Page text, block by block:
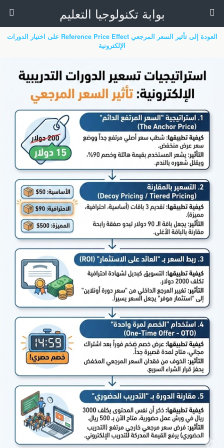
بوابة تكنولوجيا التعليم
العودة إلى تأثير السعر المرجعي Reference Price Effect على اختيار الدورات
الإلكترونية